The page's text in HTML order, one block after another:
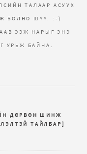
ТАЛААР АСУУХ
БОЛНО ШҮҮ. :-)
ЭЭЖ НАРЫГ ЭНЭ
УРЬЖ БАЙНА.
ДӨРВӨН ШИНЖ
ТАЙЛБАР]